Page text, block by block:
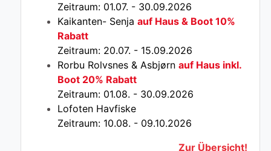
Zeitraum: 01.07. - 30.09.2026
Kaikanten- Senja auf Haus & Boot 10%
Rabatt
Zeitraum: 20.07. - 15.09.2026
Rorbu Rolvsnes & Asbjørn auf Haus inkl.
Boot 20% Rabatt
Zeitraum: 01.08. - 30.09.2026
Lofoten Havfiske
Zeitraum: 10.08. - 09.10.2026
Zur Übersicht!